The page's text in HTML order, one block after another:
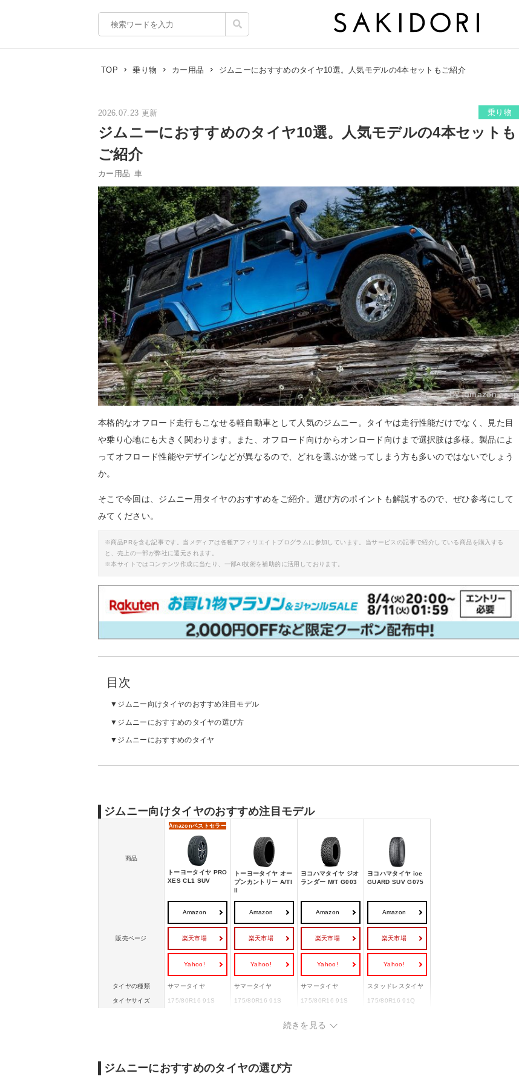
TOP 乗り物 カー用品 ジムニーにおすすめのタイヤ10選。人気モデルの4本セットもご紹介
2026.07.23 更新 乗り物
ジムニーにおすすめのタイヤ10選。人気モデルの4本セットも
ご紹介
カー用品 車
By:amazon.co.jp
本格的なオフロード走行もこなせる軽自動車として人気のジムニー。タイヤは走行性能だけでなく、見た目
や乗り心地にも大きく関わります。また、オフロード向けからオンロード向けまで選択肢は多様。製品によ
ってオフロード性能やデザインなどが異なるので、どれを選ぶか迷ってしまう方も多いのではないでしょう
か。
そこで今回は、ジムニー用タイヤのおすすめをご紹介。選び方のポイントも解説するので、ぜひ参考にして
みてください。
※商品PRを含む記事です。当メディアは各種アフィリエイトプログラムに参加しています。当サービスの記事で紹介している商品を購入する
と、売上の一部が弊社に還元されます。
※本サイトではコンテンツ作成に当たり、一部AI技術を補助的に活用しております。
目次
ジムニー向けタイヤのおすすめ注目モデル
ジムニーにおすすめのタイヤの選び方
ジムニーにおすすめのタイヤ
ジムニー向けタイヤのおすすめ注目モデル
商品
Amazonベストセラー
トーヨータイヤ PRO
XES CL1 SUV
トーヨータイヤ オー
プンカントリー A/Tl
ll
ヨコハマタイヤ ジオ
ランダー M/T G003
ヨコハマタイヤ ice
GUARD SUV G075
販売ページ
Amazon
楽天市場
Yahoo!
Amazon
楽天市場
Yahoo!
Amazon
楽天市場
Yahoo!
Amazon
楽天市場
Yahoo!
タイヤの種類 サマータイヤ サマータイヤ サマータイヤ スタッドレスタイヤ
タイヤサイズ 175/80R16 91S 175/80R16 91S 175/80R16 91S 175/80R16 91Q
続きを見る
ジムニーにおすすめのタイヤの選び方